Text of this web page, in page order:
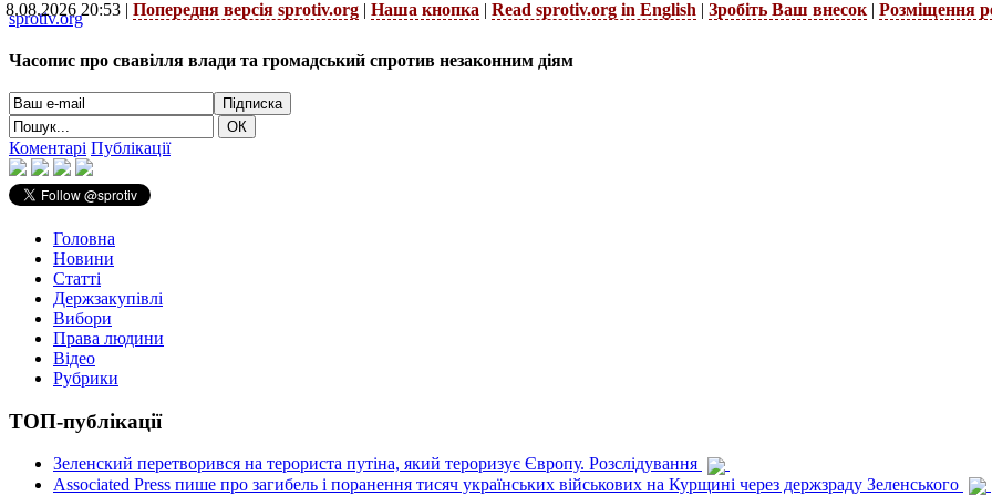
8.08.2026 20:53 | Попередня версія sprotiv.org | Наша кнопка | Read sprotiv.org in English | Зробіть Ваш внесок | Розміщення
sprotiv.org
Часопис про свавілля влади та громадський спротив незаконним діям
Коментарі Публікації
Головна
Новини
Статті
Держзакупівлі
Вибори
Права людини
Відео
Рубрики
ТОП-публікації
Зеленский перетворився на терориста путіна, який тероризує Європу. Розслідування
Associated Press пише про загибель і поранення тисяч українських військових на Курщині через держзраду Зеленського